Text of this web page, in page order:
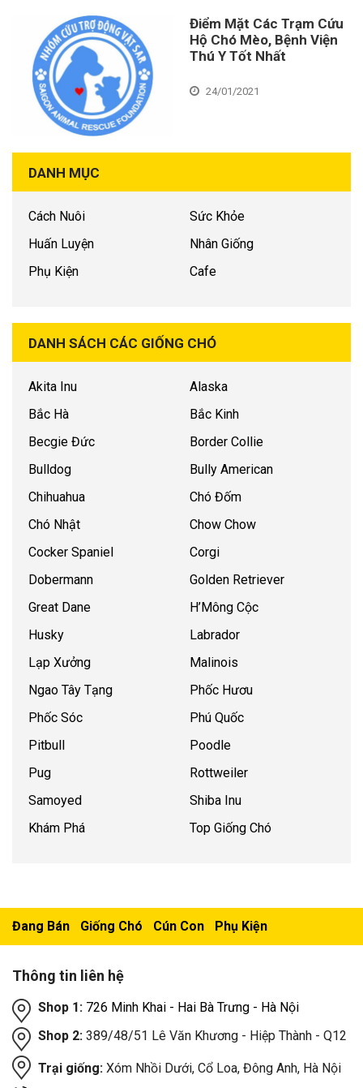
Điểm Mặt Các Trạm Cứu
Hộ Chó Mèo, Bệnh Viện
Thú Y Tốt Nhất
24/01/2021
DANH MỤC
Cách Nuôi
Sức Khỏe
Huấn Luyện
Nhân Giống
Phụ Kiện
Cafe
DANH SÁCH CÁC GIỐNG CHÓ
Akita Inu
Alaska
Bắc Hà
Bắc Kinh
Becgie Đức
Border Collie
Bulldog
Bully American
Chihuahua
Chó Đốm
Chó Nhật
Chow Chow
Cocker Spaniel
Corgi
Dobermann
Golden Retriever
Great Dane
H’Mông Cộc
Husky
Labrador
Lạp Xưởng
Malinois
Ngao Tây Tạng
Phốc Hươu
Phốc Sóc
Phú Quốc
Pitbull
Poodle
Pug
Rottweiler
Samoyed
Shiba Inu
Khám Phá
Top Giống Chó
Đang Bán Giống Chó Cún Con Phụ Kiện
Thông tin liên hệ
Shop 1: 726 Minh Khai - Hai Bà Trưng - Hà Nội
Shop 2: 389/48/51 Lê Văn Khương - Hiệp Thành - Q12
Trại giống: Xóm Nhồi Dưới, Cổ Loa, Đông Anh, Hà Nội